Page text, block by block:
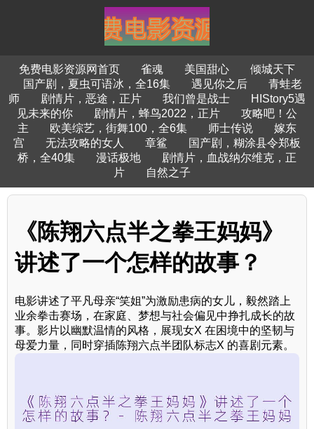
免费电影资源网首页 雀魂 美国甜心
倾城天下
国产剧，夏虫可语冰，全16集
遇见你之后
青蛙老
师
剧情片，恶途，正片 我们曾是战士
HIStory5遇
见未来的你
剧情片，蜂鸟2022，正片
攻略吧！公
主
欧美综艺，街舞100，全6集 师士传说
嫁东
宫
无法攻略的女人 章鲨
国产剧，糊涂县令郑板
桥，全40集
漫话极地
剧情片，血战纳尔维克，正
片
自然之子
《陈翔六点半之拳王妈妈》
讲述了一个怎样的故事？
电影讲述了平凡母亲“笑姐”为激励患病的女儿，毅然踏上
业余拳击赛场，在家庭、梦想与社会偏见中挣扎成长的故
事。影片以幽默温情的风格，展现女X 在困境中的坚韧与
母爱力量，同时穿插陈翔六点半团队标志X 的喜剧元素。